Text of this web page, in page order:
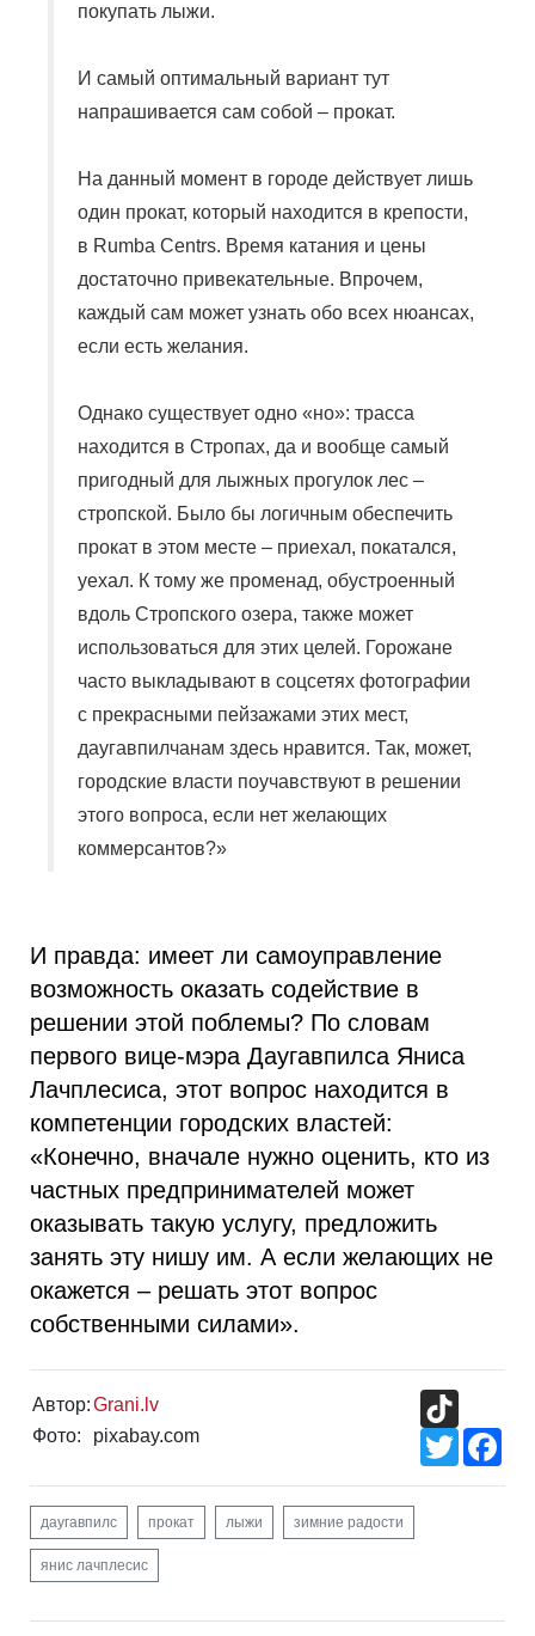
покупать лыжи.
И самый оптимальный вариант тут
напрашивается сам собой – прокат.
На данный момент в городе действует лишь
один прокат, который находится в крепости,
в Rumba Centrs. Время катания и цены
достаточно привекательные. Впрочем,
каждый сам может узнать обо всех нюансах,
если есть желания.
Однако существует одно «но»: трасса
находится в Стропах, да и вообще самый
пригодный для лыжных прогулок лес –
стропской. Было бы логичным обеспечить
прокат в этом месте – приехал, покатался,
уехал. К тому же променад, обустроенный
вдоль Стропского озера, также может
использоваться для этих целей. Горожане
часто выкладывают в соцсетях фотографии
с прекрасными пейзажами этих мест,
даугавпилчанам здесь нравится. Так, может,
городские власти поучавствуют в решении
этого вопроса, если нет желающих
коммерсантов?»
И правда: имеет ли самоуправление
возможность оказать содействие в
решении этой поблемы? По словам
первого вице-мэра Даугавпилса Яниса
Лачплесиса, этот вопрос находится в
компетенции городских властей:
«Конечно, вначале нужно оценить, кто из
частных предпринимателей может
оказывать такую услугу, предложить
занять эту нишу им. А если желающих не
окажется – решать этот вопрос
собственными силами».
Автор:Grani.lv
Фото:
pixabay.com
Twitter
даугавпилс прокат лыжи зимние радости
янис лачплесис